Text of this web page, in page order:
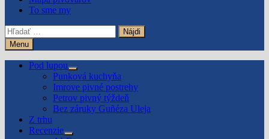
To sme my
Hľadať:
Menu
Pod lupou
Show
sub
menu
Punková kuchyňa
Imrove pivné postrehy
Petrov pivný týždeň
Bez záruky Guñéza Uleja
Z trhu
Recenzie